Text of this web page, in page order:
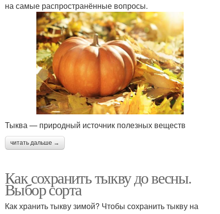
на самые распространённые вопросы.
Тыква — природный источник полезных веществ
читать дальше →
Как сохранить тыкву до весны.
Выбор сорта
Как хранить тыкву зимой? Чтобы сохранить тыкву на